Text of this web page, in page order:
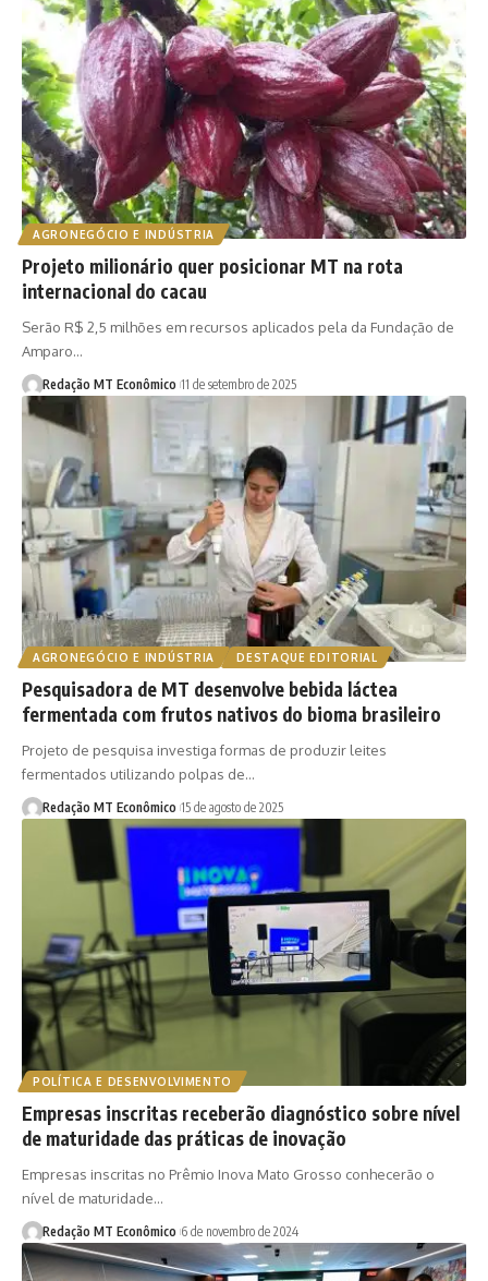
AGRONEGÓCIO E INDÚSTRIA
Projeto milionário quer posicionar MT na rota
internacional do cacau
Serão R$ 2,5 milhões em recursos aplicados pela da Fundação de
Amparo…
Redação MT Econômico 11 de setembro de 2025
AGRONEGÓCIO E INDÚSTRIA DESTAQUE EDITORIAL
Pesquisadora de MT desenvolve bebida láctea
fermentada com frutos nativos do bioma brasileiro
Projeto de pesquisa investiga formas de produzir leites
fermentados utilizando polpas de…
Redação MT Econômico 15 de agosto de 2025
POLÍTICA E DESENVOLVIMENTO
Empresas inscritas receberão diagnóstico sobre nível
de maturidade das práticas de inovação
Empresas inscritas no Prêmio Inova Mato Grosso conhecerão o
nível de maturidade…
Redação MT Econômico 6 de novembro de 2024